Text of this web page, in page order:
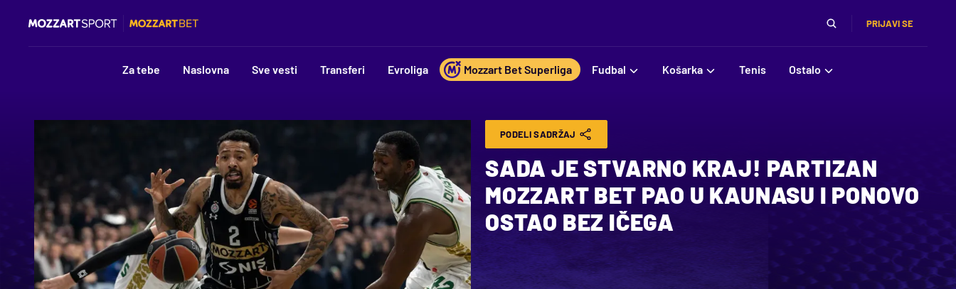
PRIJAVI SE
Za tebe Naslovna Sve vesti Transferi Evroliga Mozzart Bet Superliga Fudbal Košarka Tenis Ostalo
PODELI SADRŽAJ
SADA JE STVARNO KRAJ! PARTIZAN
MOZZART BET PAO U KAUNASU I PONOVO
OSTAO BEZ IČEGA